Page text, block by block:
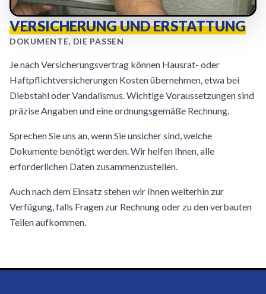
VERSICHERUNG UND ERSTATTUNG
DOKUMENTE, DIE PASSEN
Je nach Versicherungsvertrag können Hausrat- oder
Haftpflichtversicherungen Kosten übernehmen, etwa bei
Diebstahl oder Vandalismus. Wichtige Voraussetzungen sind
präzise Angaben und eine ordnungsgemäße Rechnung.
Sprechen Sie uns an, wenn Sie unsicher sind, welche
Dokumente benötigt werden. Wir helfen Ihnen, alle
erforderlichen Daten zusammenzustellen.
Auch nach dem Einsatz stehen wir Ihnen weiterhin zur
Verfügung, falls Fragen zur Rechnung oder zu den verbauten
Teilen aufkommen.